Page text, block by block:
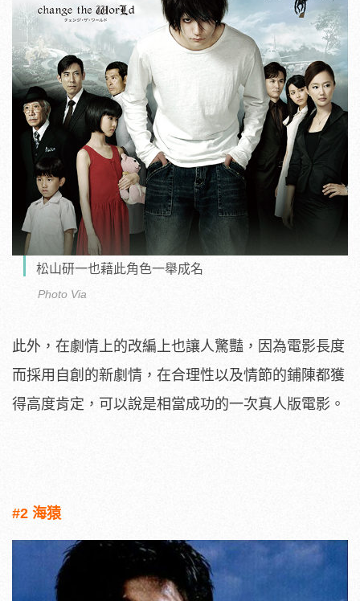
松山研一也藉此角色一舉成名
Photo Via
此外，在劇情上的改編上也讓人驚豔，因為電影長度
而採用自創的新劇情，在合理性以及情節的鋪陳都獲
得高度肯定，可以說是相當成功的一次真人版電影。
#2 海猿